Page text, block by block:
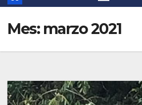
Mes: marzo 2021